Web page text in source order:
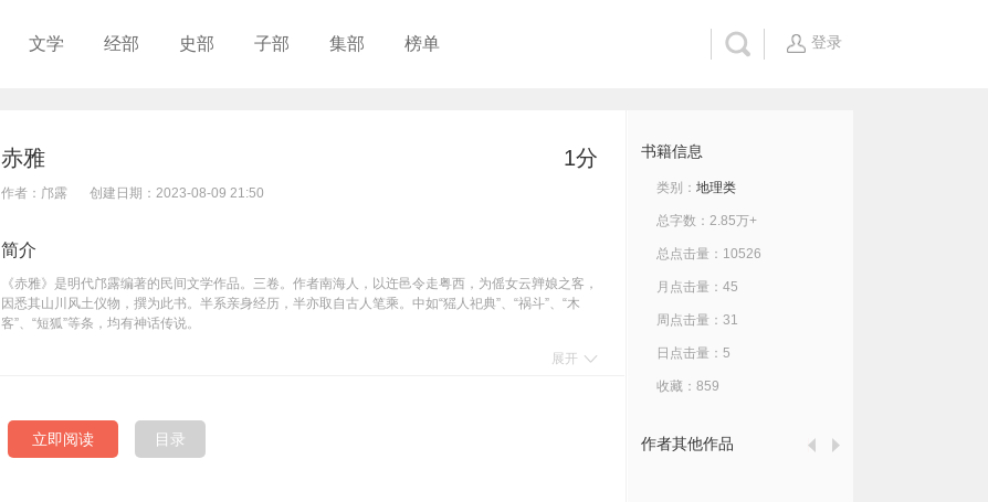
文学 经部 史部 子部 集部 榜单 登录
赤雅 1分
作者：邝露 创建日期：2023-08-09 21:50
简介
《赤雅》是明代邝露编著的民间文学作品。三卷。作者南海人，以迕邑令走粤西，为傜女云亸娘之客，
因悉其山川风土仪物，撰为此书。半系亲身经历，半亦取自古人笔乘。中如“猺人祀典”、“祸斗”、“木
客”、“短狐”等条，均有神话传说。
展开
立即阅读 目录
书籍信息
类别： 地理类
总字数：2.85万+
总点击量：10526
月点击量：45
周点击量：31
日点击量：5
收藏：859
作者其他作品